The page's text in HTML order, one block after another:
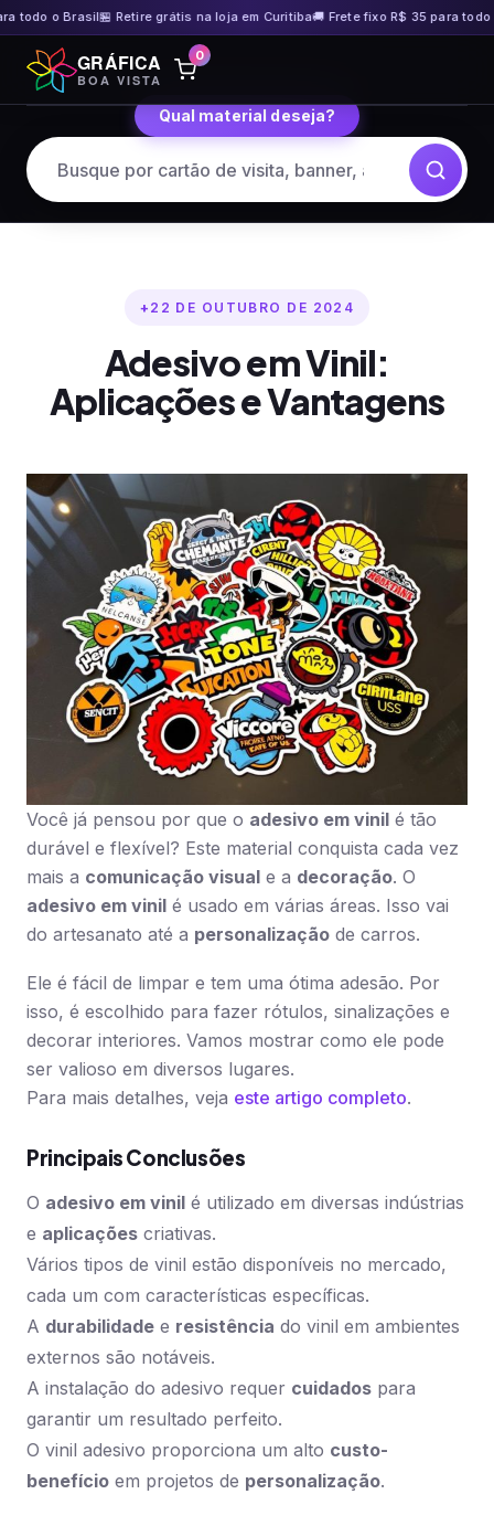
o Brasil🏪 Retire grátis na loja em Curitiba🚚 Frete fixo R$ 35 para todo o
Pular
para
o
GRÁFICA
BOA VISTA
0
Qual material deseja?
22 DE OUTUBRO DE 2024
Adesivo em Vinil:
Aplicações e Vantagens
Você já pensou por que o adesivo em vinil é tão
durável e flexível? Este material conquista cada vez
mais a comunicação visual e a decoração. O
adesivo em vinil é usado em várias áreas. Isso vai
do artesanato até a personalização de carros.
Ele é fácil de limpar e tem uma ótima adesão. Por
isso, é escolhido para fazer rótulos, sinalizações e
decorar interiores. Vamos mostrar como ele pode
ser valioso em diversos lugares.
Para mais detalhes, veja este artigo completo.
Principais Conclusões
O adesivo em vinil é utilizado em diversas indústrias
e aplicações criativas.
Vários tipos de vinil estão disponíveis no mercado,
cada um com características específicas.
A durabilidade e resistência do vinil em ambientes
externos são notáveis.
A instalação do adesivo requer cuidados para
garantir um resultado perfeito.
O vinil adesivo proporciona um alto custo-
benefício em projetos de personalização.